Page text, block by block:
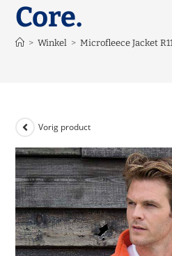
Core.
> Winkel > Microfleece Jacket
Vorig product